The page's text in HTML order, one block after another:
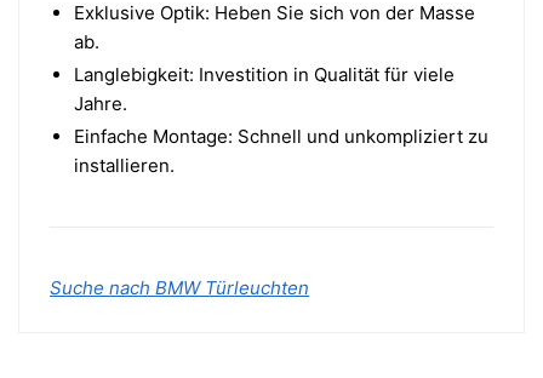
Exklusive Optik: Heben Sie sich von der Masse
ab.
Langlebigkeit: Investition in Qualität für viele
Jahre.
Einfache Montage: Schnell und unkompliziert zu
installieren.
Suche nach BMW Türleuchten